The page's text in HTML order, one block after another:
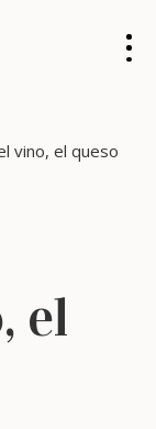
vino, el queso
el